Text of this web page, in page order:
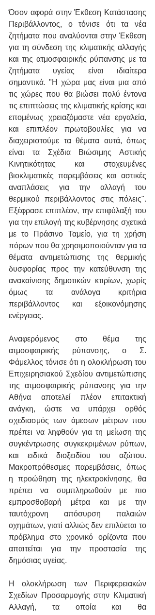
Όσον αφορά στην Έκθεση Κατάστασης
Περιβάλλοντος, ο τόνισε ότι τα νέα
ζητήματα που αναλύονται στην Έκθεση
για τη σύνδεση της κλιματικής αλλαγής
και της ατμοσφαιρικής ρύπανσης με τα
ζητήματα υγείας είναι ιδιαίτερα
σημαντικά. "Η χώρα μας είναι μια από
τις χώρες που θα βιώσει πολύ έντονα
τις επιπτώσεις της κλιματικής κρίσης και
επομένως χρειαζόμαστε νέα εργαλεία,
και επιπλέον πρωτοβουλίες για να
διαχειριστούμε τα θέματα αυτά, όπως
είναι τα Σχέδια Βιώσιμης Αστικής
Κινητικότητας και στοχευμένες
βιοκλιματικές παρεμβάσεις και αστικές
αναπλάσεις για την αλλαγή του
θερμικού περιβάλλοντος στις πόλεις".
Εξέφρασε επιπλέον, την επιφύλαξή του
για την επιλογή της κυβέρνησης σχετικά
με το Πράσινο Ταμείο, για τη χρήση
πόρων που θα χρησιμοποιούνταν για τα
θέματα αντιμετώπισης της θερμικής
δυσφορίας προς την κατεύθυνση της
ανακαίνισης δημοτικών κτιρίων, χωρίς
όμως τα ανάλογα κριτήρια
περιβάλλοντος και εξοικονόμησης
ενέργειας.
Αναφερόμενος στο θέμα της
ατμοσφαιρικής ρύπανσης, ο Σ.
Φάμελλος τόνισε ότι η ολοκλήρωση του
Επιχειρησιακού Σχεδίου αντιμετώπισης
της ατμοσφαιρικής ρύπανσης για την
Αθήνα αποτελεί πλέον επιτακτική
ανάγκη, ώστε να υπάρχει ορθός
σχεδιασμός των άμεσων μέτρων που
πρέπει να ληφθούν για τη μείωση της
συγκέντρωσης συγκεκριμένων ρύπων,
και ειδικά διοξειδίου του αζώτου.
Μακροπρόθεσμες παρεμβάσεις, όπως
η προώθηση της ηλεκτροκίνησης, θα
πρέπει να συμπληρωθούν με πιο
εμπροσθοβαρή μέτρα και με την
ταυτόχρονη απόσυρση παλαιών
οχημάτων, γιατί αλλιώς δεν επιλύεται το
πρόβλημα στο χρονικό ορίζοντα που
απαιτείται για την προστασία της
δημόσιας υγείας.
Η ολοκλήρωση των Περιφερειακών
Σχεδίων Προσαρμογής στην Κλιματική
Αλλαγή, τα οποία και θα